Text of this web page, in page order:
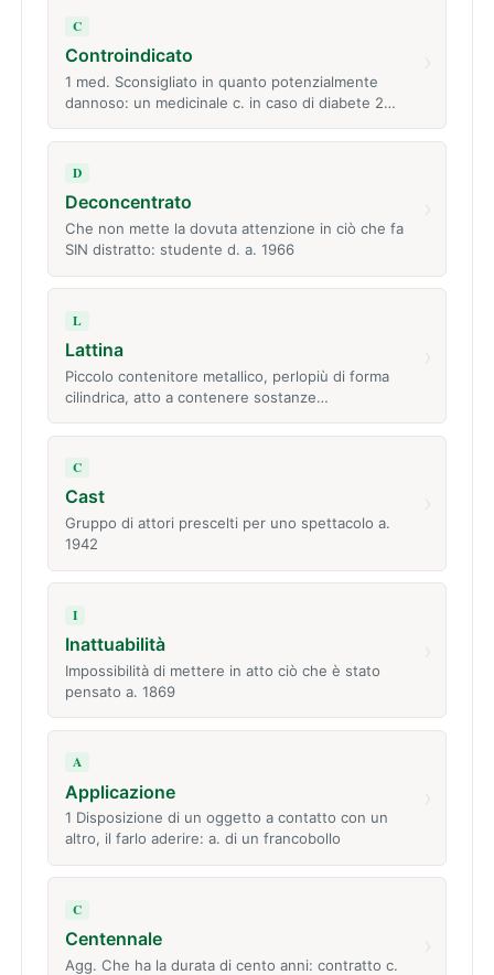
C
Controindicato
1 med. Sconsigliato in quanto potenzialmente
dannoso: un medicinale c. in caso di diabete 2…
D
Deconcentrato
Che non mette la dovuta attenzione in ciò che fa
SIN distratto: studente d. a. 1966
L
Lattina
Piccolo contenitore metallico, perlopiù di forma
cilindrica, atto a contenere sostanze…
C
Cast
Gruppo di attori prescelti per uno spettacolo a.
1942
I
Inattuabilità
Impossibilità di mettere in atto ciò che è stato
pensato a. 1869
A
Applicazione
1 Disposizione di un oggetto a contatto con un
altro, il farlo aderire: a. di un francobollo
C
Centennale
Agg. Che ha la durata di cento anni: contratto c.